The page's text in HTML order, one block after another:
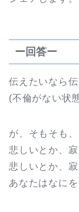
ー回答ー
伝えたいなら
(不倫がない状
が、そもそも、
悲しいとか、
悲しいとか、
あなたはなに